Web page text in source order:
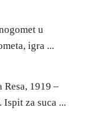
u
igra ...
Resa, 1919 –
za suca ...